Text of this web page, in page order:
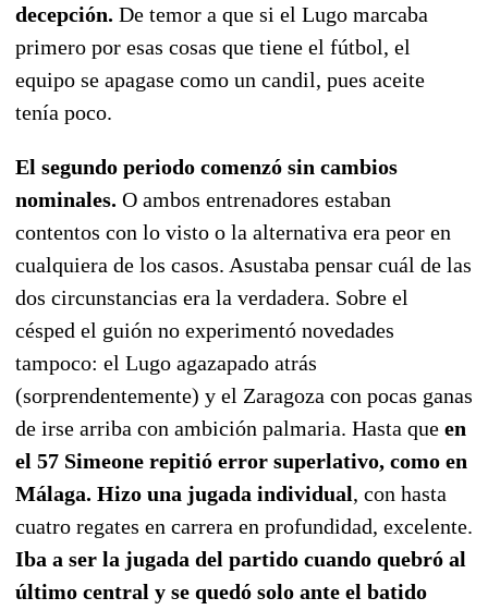
decepción. De temor a que si el Lugo marcaba
primero por esas cosas que tiene el fútbol, el
equipo se apagase como un candil, pues aceite
tenía poco.
El segundo periodo comenzó sin cambios
nominales. O ambos entrenadores estaban
contentos con lo visto o la alternativa era peor en
cualquiera de los casos. Asustaba pensar cuál de las
dos circunstancias era la verdadera. Sobre el
césped el guión no experimentó novedades
tampoco: el Lugo agazapado atrás
(sorprendentemente) y el Zaragoza con pocas ganas
de irse arriba con ambición palmaria. Hasta que en
el 57 Simeone repitió error superlativo, como en
Málaga. Hizo una jugada individual, con hasta
cuatro regates en carrera en profundidad, excelente.
Iba a ser la jugada del partido cuando quebró al
último central y se quedó solo ante el batido